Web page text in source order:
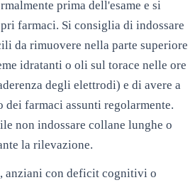
prima dell'esame e si
farmaci. Si consiglia di indossare
da rimuovere nella parte superiore
idratanti o oli sul torace nelle ore
degli elettrodi) e di avere a
dei farmaci assunti regolarmente.
non indossare collane lunghe o
la rilevazione.
anziani con deficit cognitivi o